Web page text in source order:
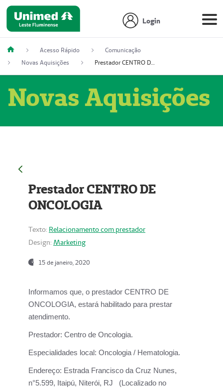
Login
Acesso Rápido
Comunicação
Novas Aquisições
Prestador CENTRO DE ONCOLOGIA
Novas Aquisições
Prestador CENTRO DE
ONCOLOGIA
Texto: Relacionamento com prestador
Design: Marketing
15 de janeiro, 2020
Informamos que, o prestador CENTRO DE
ONCOLOGIA, estará habilitado para prestar
atendimento.
Prestador: Centro de Oncologia.
Especialidades local: Oncologia / Hematologia.
Endereço: Estrada Francisco da Cruz Nunes,
n°5.599, Itaipú, Niterói, RJ (Localizado no